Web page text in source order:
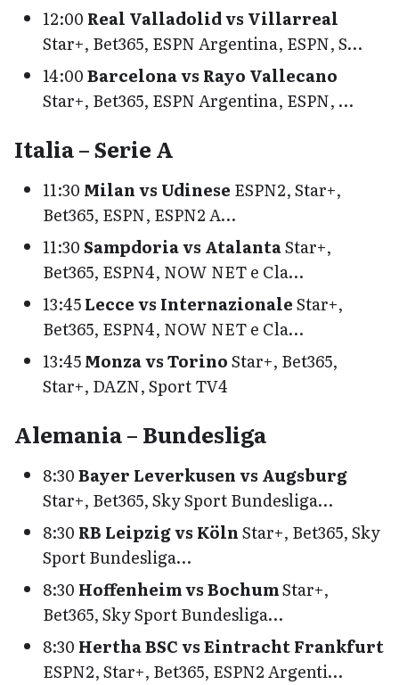
12:00 Real Valladolid vs Villarreal
Star+, Bet365, ESPN Argentina, ESPN, S…
14:00Barcelona vs Rayo Vallecano
Star+, Bet365, ESPN Argentina, ESPN, …
Italia – Serie A
11:30 Milan vs Udinese ESPN2, Star+,
Bet365, ESPN, ESPN2 A…
11:30Sampdoria vs AtalantaStar+,
Bet365, ESPN4, NOW NET e Cla…
13:45Lecce vs InternazionaleStar+,
Bet365, ESPN4, NOW NET e Cla…
13:45Monza vs TorinoStar+, Bet365,
Star+, DAZN, Sport TV4
Alemania – Bundesliga
8:30Bayer Leverkusen vs Augsburg
Star+, Bet365, Sky Sport Bundesliga…
8:30 RB Leipzig vs KölnStar+, Bet365, Sky
Sport Bundesliga…
8:30 Hoffenheim vs BochumStar+,
Bet365, Sky Sport Bundesliga…
8:30 Hertha BSC vs Eintracht Frankfurt
ESPN2, Star+, Bet365, ESPN2 Argenti…